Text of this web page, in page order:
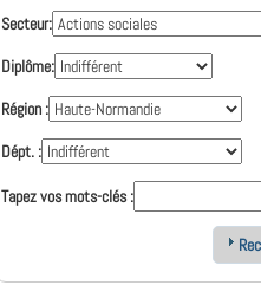
Secteur:
Diplôme:
Région :
Dépt. :
Tapez vos mots-clés :